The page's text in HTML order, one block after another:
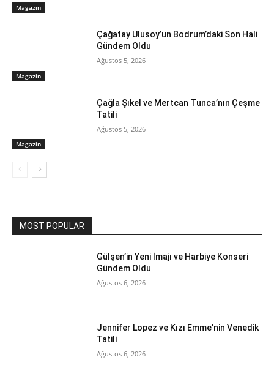
Magazin
Magazin
Çağatay Ulusoy’un Bodrum’daki Son Hali
Gündem Oldu
Ağustos 5, 2026
Magazin
Çağla Şıkel ve Mertcan Tunca’nın Çeşme
Tatili
Ağustos 5, 2026
MOST POPULAR
Gülşen’in Yeni İmajı ve Harbiye Konseri
Gündem Oldu
Ağustos 6, 2026
Jennifer Lopez ve Kızı Emme’nin Venedik
Tatili
Ağustos 6, 2026